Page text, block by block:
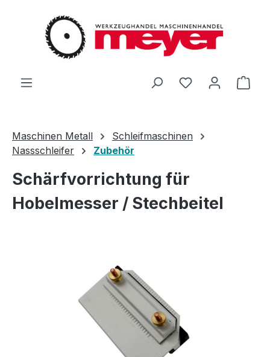
Zum Hauptinhalt springen
Du hast 0
Maschinen Metall
Schleifmaschinen
Nassschleifer
Zubehör
Schärfvorrichtung für
Hobelmesser / Stechbeitel